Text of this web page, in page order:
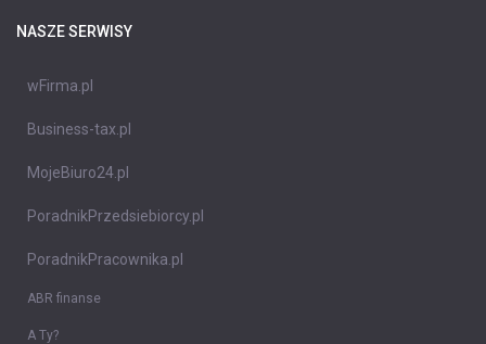
NASZE SERWISY
wFirma.pl
Business-tax.pl
MojeBiuro24.pl
PoradnikPrzedsiebiorcy.pl
PoradnikPracownika.pl
ABR finanse
A Ty?